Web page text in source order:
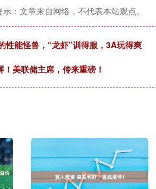
：文章来自网络，不代表本站观点。
性能怪兽，“龙虾”训得服，3A玩得爽
美联储主席，传来重磅！